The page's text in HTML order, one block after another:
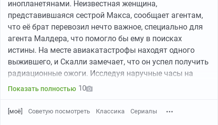
инопланетянами. Неизвестная женщина,
представившаяся сестрой Макса, сообщает агентам,
что её брат перевозил нечто важное, специально для
агента Малдера, что помогло бы ему в поисках
истины. На месте авиакатастрофы находят одного
выжившего, и Скалли замечает, что он успел получить
радиационные ожоги. Исследуя наручные часы на
телах погибших Малдер замечает девятиминутную
властями, и понимает, что в деле возможно замешано
Показать полностью 10
[моё] Советую посмотреть Классика Сериалы